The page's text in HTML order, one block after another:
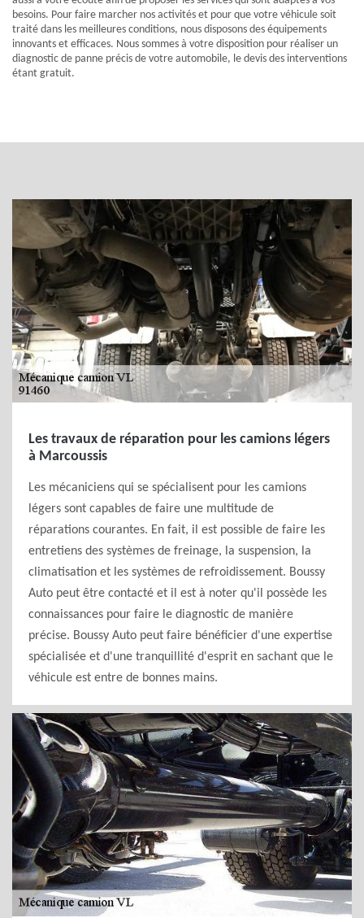
besoins. Pour faire marcher nos activités et pour que votre véhicule soit
traité dans les meilleures conditions, nous disposons des équipements
innovants et efficaces. Nous sommes à votre disposition pour réaliser un
diagnostic de panne précis de votre automobile, le devis des interventions
étant gratuit.
Les travaux de réparation pour les camions légers
à Marcoussis
Les mécaniciens qui se spécialisent pour les camions
légers sont capables de faire une multitude de
réparations courantes. En fait, il est possible de faire les
entretiens des systèmes de freinage, la suspension, la
climatisation et les systèmes de refroidissement. Boussy
Auto peut être contacté et il est à noter qu'il possède les
connaissances pour faire le diagnostic de manière
précise. Boussy Auto peut faire bénéficier d'une expertise
spécialisée et d'une tranquillité d'esprit en sachant que le
véhicule est entre de bonnes mains.